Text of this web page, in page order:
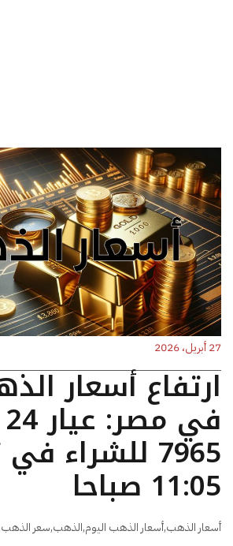
27 أبريل، 2026
ارتفاع أسعار
7965 للشراء
11:05 صباحا
أسعار الذهب,أسعار الذهب اليوم,الذهب,سعر الذهب